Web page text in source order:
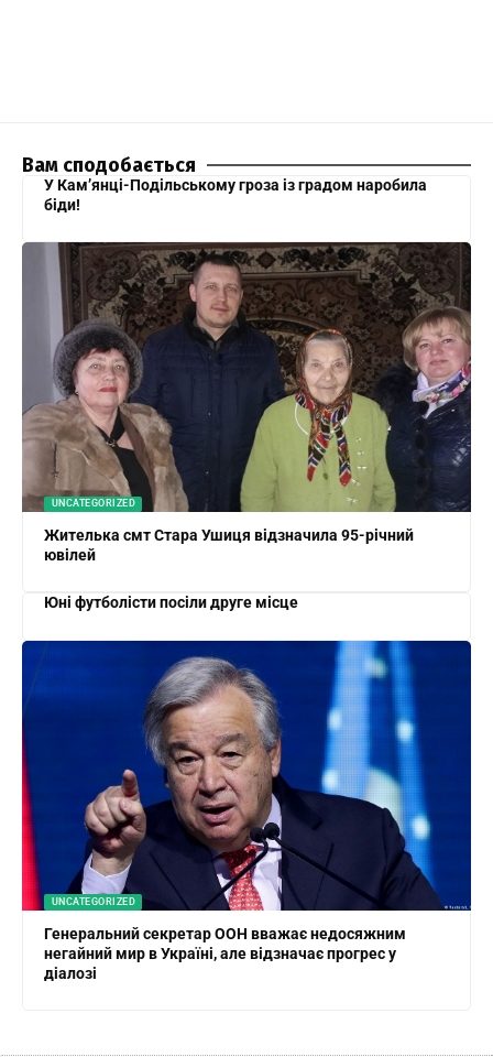
Вам сподобається
У Кам’янці-Подільському гроза із градом наробила
біди!
UNCATEGORIZED
Жителька смт Стара Ушиця відзначила 95-річний
ювілей
Юні футболісти посіли друге місце
UNCATEGORIZED
Генеральний секретар ООН вважає недосяжним
негайний мир в Україні, але відзначає прогрес у
діалозі